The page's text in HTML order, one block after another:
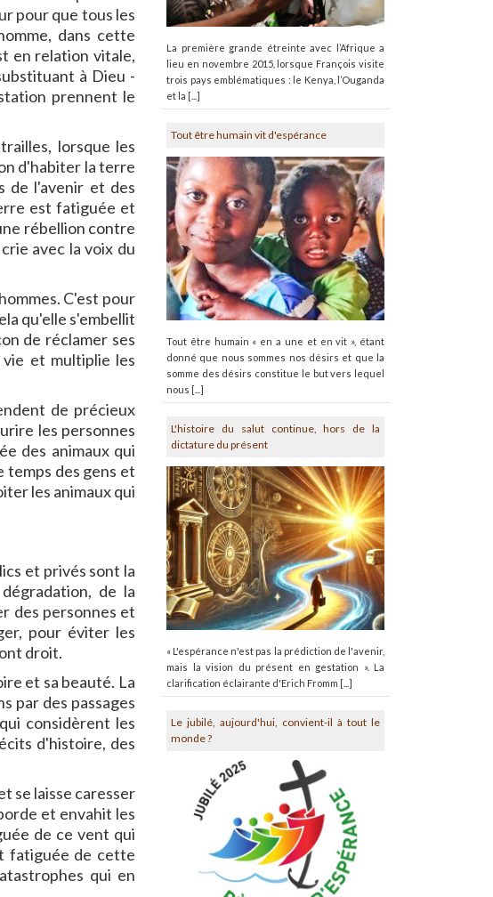
pour que tous les
dans cette
en relation vitale,
à Dieu -
prennent le
lorsque les
d'habiter la terre
de l'avenir et des
est fatiguée et
rébellion contre
avec la voix du
C'est pour
qu'elle s'embellit
de réclamer ses
et multiplie les
de précieux
les personnes
des animaux qui
temps des gens et
les animaux qui
et privés sont la
de la
des personnes et
pour éviter les
droit.
et sa beauté. La
par des passages
considèrent les
d'histoire, des
se laisse caresser
et envahit les
de ce vent qui
fatiguée de cette
qui en
La première grande étreinte avec l’Afrique a
lieu en novembre 2015, lorsque François visite
trois pays emblématiques : le Kenya, l’Ouganda
et la [...]
Tout être humain vit d'espérance
Tout être humain « en a une et en vit », étant
donné que nous sommes nos désirs et que la
somme des désirs constitue le but vers lequel
nous [...]
L'histoire du salut continue, hors de la
dictature du présent
« L'espérance n'est pas la prédiction de l'avenir,
mais la vision du présent en gestation ». La
clarification éclairante d'Erich Fromm [...]
Le jubilé, aujourd'hui, convient-il à tout le
monde ?